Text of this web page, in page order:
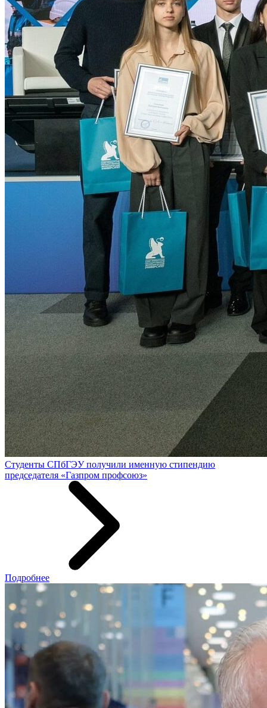
Студенты СПбГЭУ получили именную стипендию
председателя «Газпром профсоюз»
Подробнее